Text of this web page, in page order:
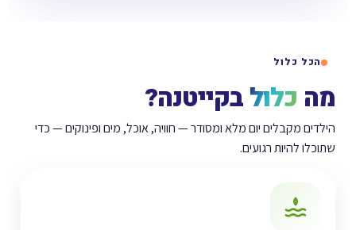
הכל כלול
מה כלולבקייטנה?
הילדים מקבלים יום מלא ומסודר — חוויה, אוכל, מים ופינוקים — כדי
שתוכלו להיות רגועים.